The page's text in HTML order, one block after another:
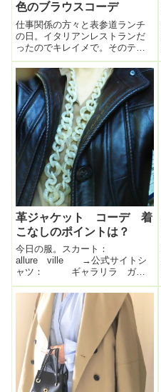
色のブラウスコーデ
仕事関係の方々と表参道ランチ
の日。イタリアンレストランだ
ったのでキレイメで。そのテー
ブル、場を少しでも華やかにし
たいな～っていつも思うので、
この手のランチはいつもうんと
明るい色を着ていく。袖がヒラ
ッヒラッなので肩～二の腕気に
ならないのに風が...
革ジャケット コーデ 着
こなしのポイントは？
今日の服。スカート：
allure ville →公式サイトシ
ャツ： ギャラリラ ガラ
ンテネックレス： SPICK＆
SPANで購入したもの ブランド
不明革ジャン： 代官山アド
レスに 昔あったお店で買った
イタリア製のもの。ブランド
不...